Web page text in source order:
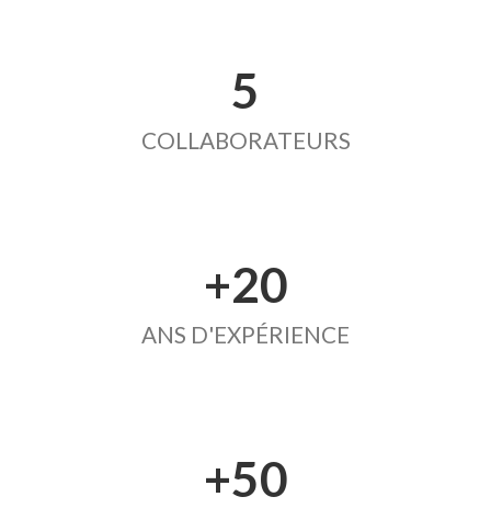
5
COLLABORATEURS
+20
ANS D'EXPÉRIENCE
+50